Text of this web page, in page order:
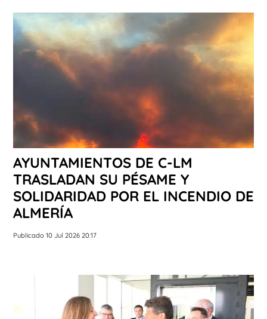
AYUNTAMIENTOS DE C-LM
TRASLADAN SU PÉSAME Y
SOLIDARIDAD POR EL INCENDIO DE
ALMERÍA
Publicado 10 Jul 2026 20:17